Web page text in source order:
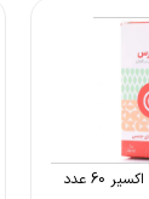
60 عدد